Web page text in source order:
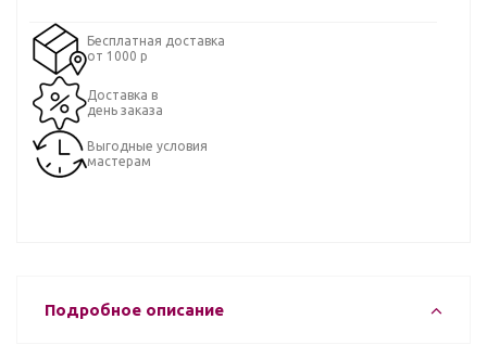
Бесплатная доставка
от 1000 р
Доставка в
день заказа
Выгодные условия
мастерам
Подробное описание